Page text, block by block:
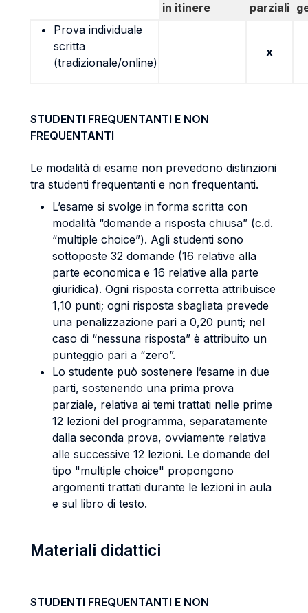
in itinere
parziali
Prova individuale
scritta
(tradizionale/online)
x
STUDENTI FREQUENTANTI E NON
FREQUENTANTI
Le modalità di esame non prevedono distinzioni
tra studenti frequentanti e non frequentanti.
L’esame si svolge in forma scritta con
modalità “domande a risposta chiusa” (c.d.
“multiple choice”). Agli studenti sono
sottoposte 32 domande (16 relative alla
parte economica e 16 relative alla parte
giuridica). Ogni risposta corretta attribuisce
1,10 punti; ogni risposta sbagliata prevede
una penalizzazione pari a 0,20 punti; nel
caso di “nessuna risposta” è attribuito un
punteggio pari a “zero”.
Lo studente può sostenere l’esame in due
parti, sostenendo una prima prova
parziale, relativa ai temi trattati nelle prime
12 lezioni del programma, separatamente
dalla seconda prova, ovviamente relativa
alle successive 12 lezioni. Le domande del
tipo "multiple choice" propongono
argomenti trattati durante le lezioni in aula
e sul libro di testo.
Materiali didattici
STUDENTI FREQUENTANTI E NON